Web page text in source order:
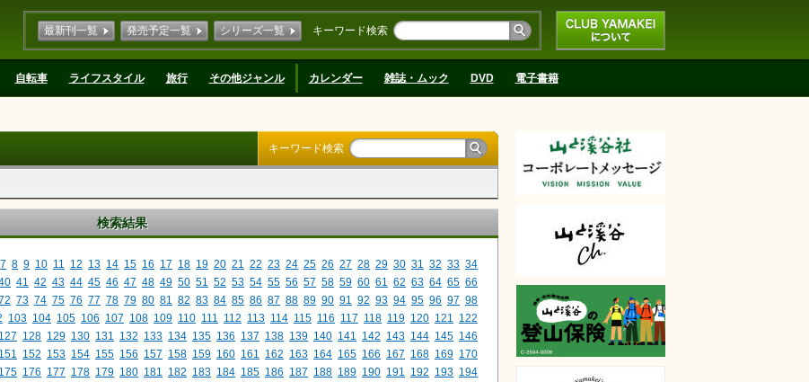
CLUB YAMAKEIにつ
いて
キーワード検索
最新刊一覧 発売予定一覧 シリーズ一覧
自転車 ライフスタイル 旅行 その他ジャンル カレンダー 雑誌・ムック DVD 電子書籍
キーワード検索
検索結果
7 8 9 10 11 12 13 14 15 16 17 18 19 20 21 22 23 24 25 26 27 28 29 30 31 32 33 34
41 42 43 44 45 46 47 48 49 50 51 52 53 54 55 56 57 58 59 60 61 62 63 64 65 66
73 74 75 76 77 78 79 80 81 82 83 84 85 86 87 88 89 90 91 92 93 94 95 96 97 98
103 104 105 106 107 108 109 110 111 112 113 114 115 116 117 118 119 120 121
122
127 128 129 130 131 132 133 134 135 136 137 138 139 140 141 142 143 144 145 146
151 152 153 154 155 156 157 158 159 160 161 162 163 164 165 166 167 168 169 170
175 176 177 178 179 180 181 182 183 184 185 186 187 188 189 190 191 192 193 194